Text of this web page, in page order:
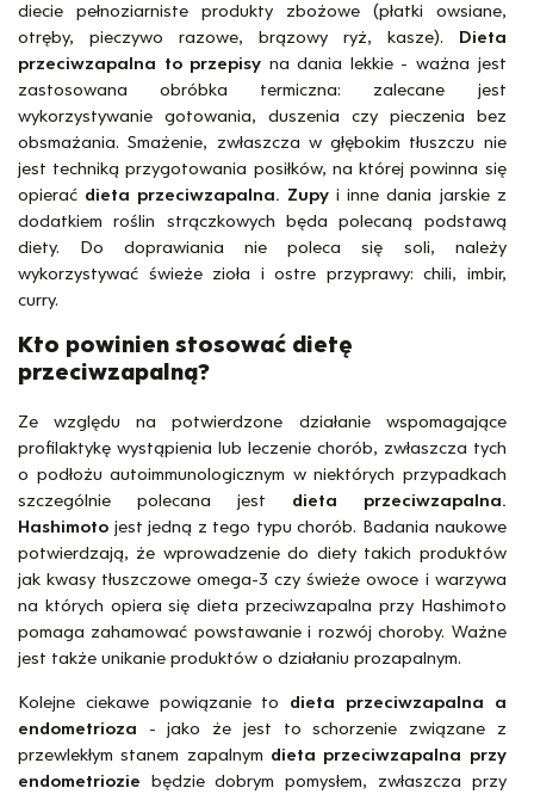
diecie pełnoziarniste produkty zbożowe (płatki owsiane,
otręby, pieczywo razowe, brązowy ryż, kasze). Dieta
przeciwzapalna to przepisy na dania lekkie - ważna jest
zastosowana obróbka termiczna: zalecane jest
wykorzystywanie gotowania, duszenia czy pieczenia bez
obsmażania. Smażenie, zwłaszcza w głębokim tłuszczu nie
jest techniką przygotowania posiłków, na której powinna się
opierać dieta przeciwzapalna. Zupy i inne dania jarskie z
dodatkiem roślin strączkowych będa polecaną podstawą
diety. Do doprawiania nie poleca się soli, należy
wykorzystywać świeże zioła i ostre przyprawy: chili, imbir,
curry.
Kto powinien stosować dietę
przeciwzapalną?
Ze względu na potwierdzone działanie wspomagające
profilaktykę wystąpienia lub leczenie chorób, zwłaszcza tych
o podłożu autoimmunologicznym w niektórych przypadkach
szczególnie polecana jest dieta przeciwzapalna.
Hashimoto jest jedną z tego typu chorób. Badania naukowe
potwierdzają, że wprowadzenie do diety takich produktów
jak kwasy tłuszczowe omega-3 czy świeże owoce i warzywa
na których opiera się dieta przeciwzapalna przy Hashimoto
pomaga zahamować powstawanie i rozwój choroby. Ważne
jest także unikanie produktów o działaniu prozapalnym.
Kolejne ciekawe powiązanie to dieta przeciwzapalna a
endometrioza - jako że jest to schorzenie związane z
przewlekłym stanem zapalnym dieta przeciwzapalna przy
endometriozie będzie dobrym pomysłem, zwłaszcza przy